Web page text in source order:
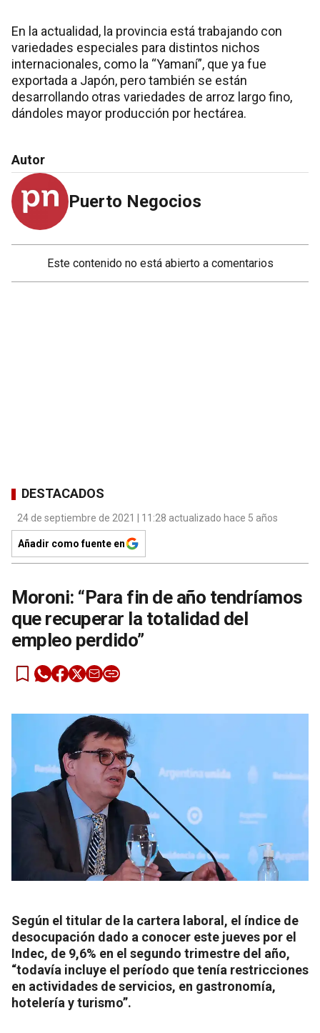
En la actualidad, la provincia está trabajando con
variedades especiales para distintos nichos
internacionales, como la “Yamaní”, que ya fue
exportada a Japón, pero también se están
desarrollando otras variedades de arroz largo fino,
dándoles mayor producción por hectárea.
Autor
Puerto Negocios
Este contenido no está abierto a comentarios
DESTACADOS
24 de septiembre de 2021 | 11:28 actualizado hace 5 años
Añadir como fuente en
Moroni: “Para fin de año tendríamos
que recuperar la totalidad del
empleo perdido”
Según el titular de la cartera laboral, el índice de
desocupación dado a conocer este jueves por el
Indec, de 9,6% en el segundo trimestre del año,
“todavía incluye el período que tenía restricciones
en actividades de servicios, en gastronomía,
hotelería y turismo”.